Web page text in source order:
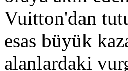
Vuitton'dan
esas büyük
alanlardaki